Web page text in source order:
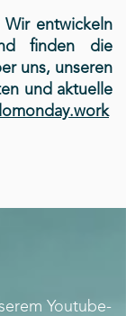
Wir entwickeln
finden die
uns, unseren
und aktuelle
Youtube-